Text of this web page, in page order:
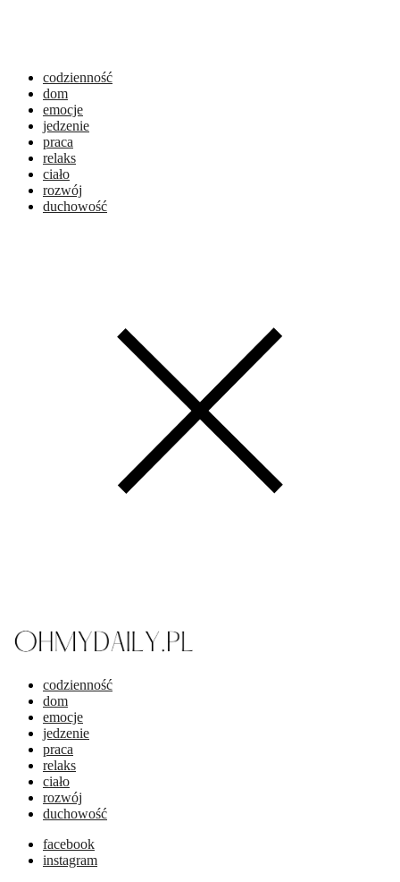
codzienność
dom
emocje
jedzenie
praca
relaks
ciało
rozwój
duchowość
codzienność
dom
emocje
jedzenie
praca
relaks
ciało
rozwój
duchowość
facebook
instagram